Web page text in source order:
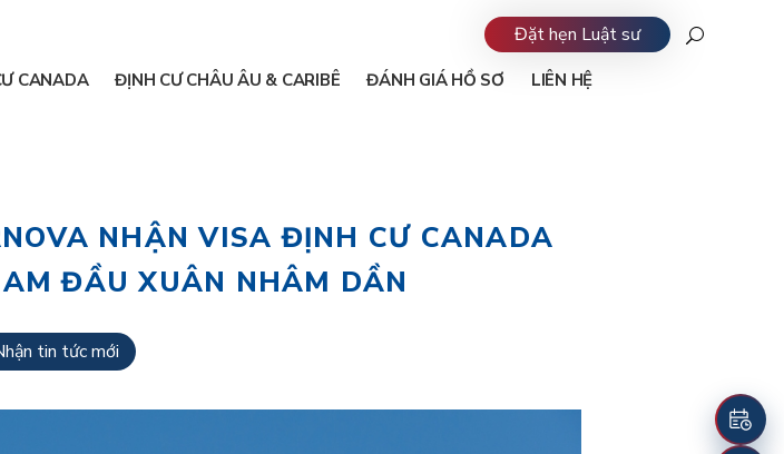
CANADA ĐỊNH CƯ CHÂU ÂU & CARIBÊ ĐÁNH GIÁ HỒ SƠ LIÊN HỆ
Đặt hẹn Luật sư
NHẬN VISA ĐỊNH CƯ CANADA
ĐẦU XUÂN NHÂM DẦN
tin tức mới